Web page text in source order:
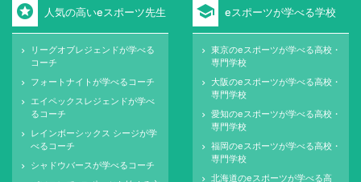
stars 人気の高いeスポーツ先生
keyboard_arrow_right
リーグオブレジェンドが学べる
コーチ
keyboard_arrow_right フォートナイトが学べるコーチ
keyboard_arrow_right
エイペックスレジェンドが学べ
るコーチ
keyboard_arrow_right
レインボーシックス シージが学
べるコーチ
keyboard_arrow_right シャドウバースが学べるコーチ
school eスポーツが学べる学校
keyboard_arrow_right
東京のeスポーツが学べる高校・
専門学校
keyboard_arrow_right
大阪のeスポーツが学べる高校・
専門学校
keyboard_arrow_right
愛知のeスポーツが学べる高校・
専門学校
keyboard_arrow_right
福岡のeスポーツが学べる高校・
専門学校
keyboard_arrow_right
北海道のeスポーツが学べる高